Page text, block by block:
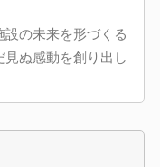
の未来を形づくる
ぬ感動を創り出し